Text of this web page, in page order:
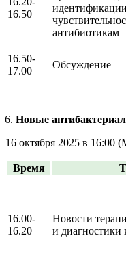
16.50
антибиотикам
16.50-
17.00
Обсуждение
Новые
16 октября 2025 в
Время
16.00-
16.20
Новости
и диагностики